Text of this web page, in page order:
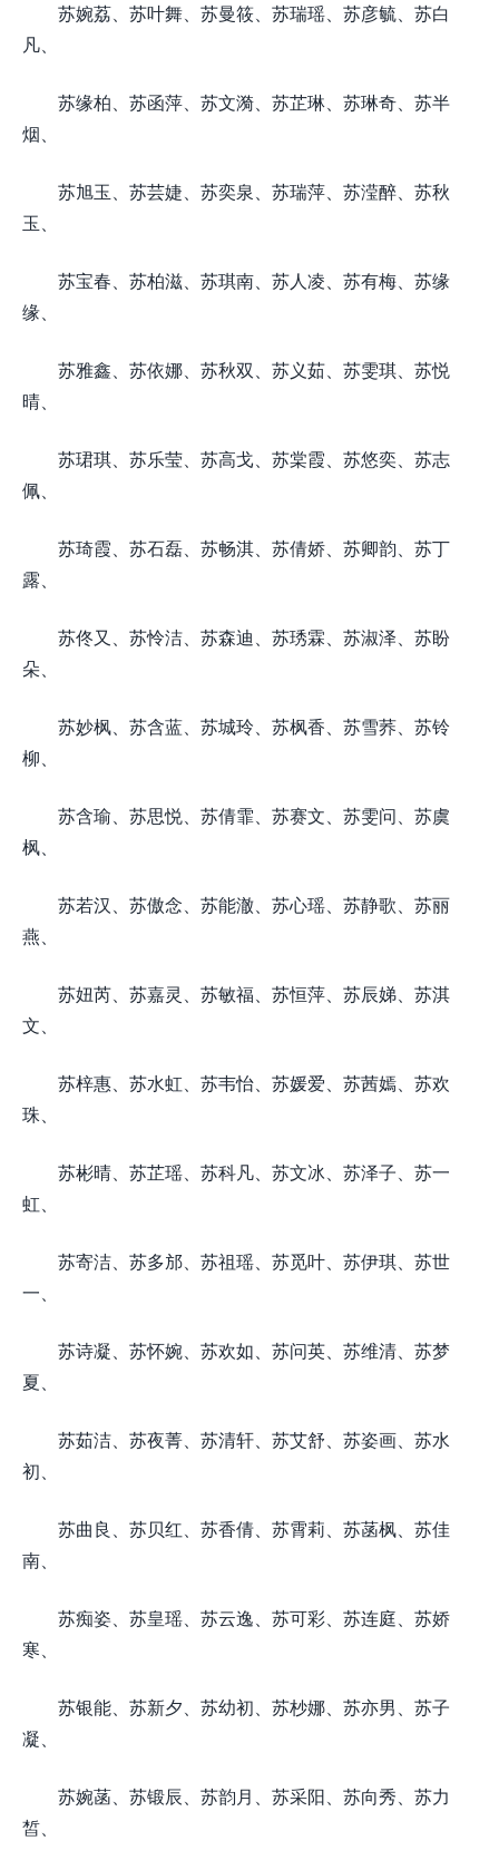
苏婉荔、苏叶舞、苏曼筱、苏瑞瑶、苏彦毓、苏白
凡、
苏缘柏、苏函萍、苏文漪、苏芷琳、苏琳奇、苏半
烟、
苏旭玉、苏芸婕、苏奕泉、苏瑞萍、苏滢醉、苏秋
玉、
苏宝春、苏柏滋、苏琪南、苏人凌、苏有梅、苏缘
缘、
苏雅鑫、苏依娜、苏秋双、苏义茹、苏雯琪、苏悦
晴、
苏珺琪、苏乐莹、苏高戈、苏棠霞、苏悠奕、苏志
佩、
苏琦霞、苏石磊、苏畅淇、苏倩娇、苏卿韵、苏丁
露、
苏佟又、苏怜洁、苏森迪、苏琇霖、苏淑泽、苏盼
朵、
苏妙枫、苏含蓝、苏城玲、苏枫香、苏雪荞、苏铃
柳、
苏含瑜、苏思悦、苏倩霏、苏赛文、苏雯问、苏虞
枫、
苏若汉、苏傲念、苏能澈、苏心瑶、苏静歌、苏丽
燕、
苏妞芮、苏嘉灵、苏敏福、苏恒萍、苏辰娣、苏淇
文、
苏梓惠、苏水虹、苏韦怡、苏媛爱、苏茜嫣、苏欢
珠、
苏彬晴、苏芷瑶、苏科凡、苏文冰、苏泽子、苏一
虹、
苏寄洁、苏多邡、苏祖瑶、苏觅叶、苏伊琪、苏世
一、
苏诗凝、苏怀婉、苏欢如、苏问英、苏维清、苏梦
夏、
苏茹洁、苏夜菁、苏清轩、苏艾舒、苏姿画、苏水
初、
苏曲良、苏贝红、苏香倩、苏霄莉、苏菡枫、苏佳
南、
苏痴姿、苏皇瑶、苏云逸、苏可彩、苏连庭、苏娇
寒、
苏银能、苏新夕、苏幼初、苏杪娜、苏亦男、苏子
凝、
苏婉菡、苏锻辰、苏韵月、苏采阳、苏向秀、苏力
皙、